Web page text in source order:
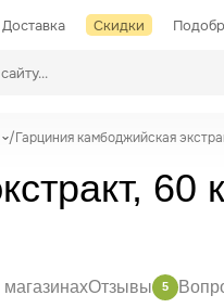
Доставка Скидки
/Гарциния камбоджийская
60
Отзывы 5